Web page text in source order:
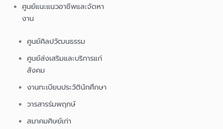
ศูนย์แนะแนวอาชีพและจัดหา
งาน
ศูนย์ศิลปวัฒนธรรม
ศูนย์ส่งเสริมและบริการแก่
สังคม
งานทะเบียนประวัตินักศึกษา
วารสารร่มพฤกษ์
สมาคมศิษย์เก่า